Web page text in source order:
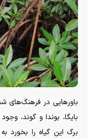
باور‌هایی در فرهنگ‌های
بایگا، بوندا و گوند،
برگ این گیاه را